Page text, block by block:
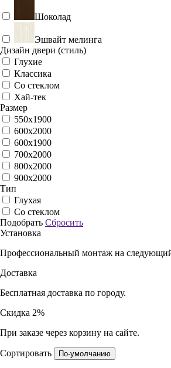
Шоколад
Эшвайт мелинга
Дизайн двери (стиль)
Глухие
Классика
Со стеклом
Хай-тек
Размер
550х1900
600x2000
600х1900
700x2000
800x2000
900x2000
Тип
Глухая
Со стеклом
Подобрать Сбросить
Установка
Профессиональный монтаж на
Доставка
Бесплатная доставка по городу.
Скидка 2%
При заказе через корзину на сайте.
Сортировать По-умолчанию